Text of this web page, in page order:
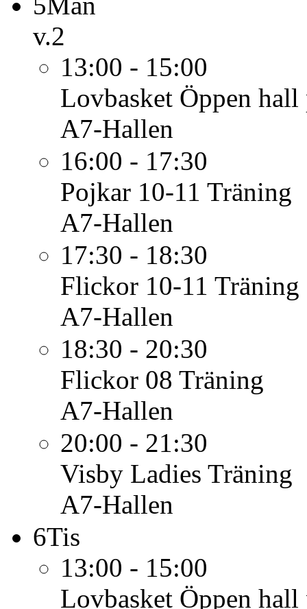
v.2
13:00 - 15:00
Lovbasket Öppen
A7-Hallen
16:00 - 17:30
Pojkar 10-11 Träning
A7-Hallen
17:30 - 18:30
Flickor 10-11 Träning
A7-Hallen
18:30 - 20:30
Flickor 08 Träning
A7-Hallen
20:00 - 21:30
Visby Ladies Träning
A7-Hallen
6Tis
13:00 - 15:00
Lovbasket Öppen